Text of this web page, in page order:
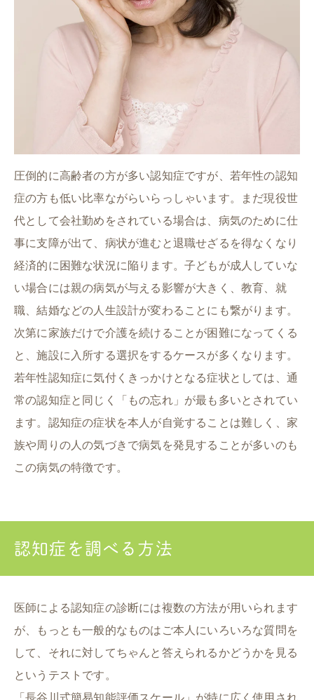
圧倒的に高齢者の方が多い認知症ですが、若年性の認知
症の方も低い比率ながらいらっしゃいます。まだ現役世
代として会社勤めをされている場合は、病気のために仕
事に支障が出て、病状が進むと退職せざるを得なくなり
経済的に困難な状況に陥ります。子どもが成人していな
い場合には親の病気が与える影響が大きく、教育、就
職、結婚などの人生設計が変わることにも繋がります。
次第に家族だけで介護を続けることが困難になってくる
と、施設に入所する選択をするケースが多くなります。
若年性認知症に気付くきっかけとなる症状としては、通
常の認知症と同じく「もの忘れ」が最も多いとされてい
ます。認知症の症状を本人が自覚することは難しく、家
族や周りの人の気づきで病気を発見することが多いのも
この病気の特徴です。
認知症を調べる方法
医師による認知症の診断には複数の方法が用いられます
が、もっとも一般的なものはご本人にいろいろな質問を
して、それに対してちゃんと答えられるかどうかを見る
というテストです。
「長谷川式簡易知能評価スケール」が特に広く使用され